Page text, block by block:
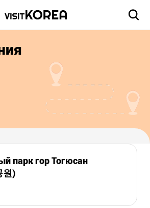
парк гор Тогюсан
원)